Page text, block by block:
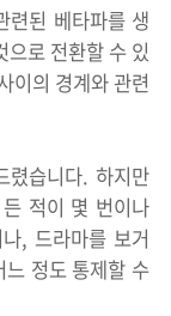
련된 베타파를 생
로 전환할 수 있
이의 경계와 관련
렸습니다. 하지만
적이 몇 번이나
, 드라마를 보거
정도 통제할 수